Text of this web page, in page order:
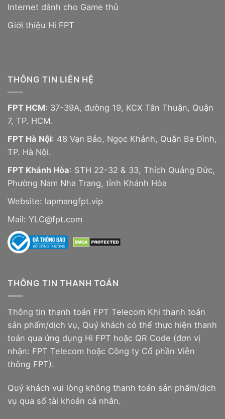
Internet dành cho Game thủ
Giới thiệu Hi FPT
THÔNG TIN LIÊN HỆ
FPT HCM: 37-39A, đường 19, KCX Tân Thuận, Quận
7, TP. HCM.
FPT Hà Nội: 48 Vạn Bảo, Ngọc Khánh, Quận Ba Đình,
TP. Hà Nội.
FPT Khánh Hòa: STH 22-32 & 33, Thích Quảng Đức,
Phường Nam Nha Trang, tỉnh Khánh Hòa
Website: lapmangfpt.vip
Mail: YLC@fpt.com
THÔNG TIN THANH TOÁN
Thông tin thanh toán FPT Telecom Khi thanh toán
sản phẩm/dịch vụ, Quý khách có thể thực hiện thanh
toán qua ứng dụng Hi FPT hoặc QR Code (đơn vị
nhận: FPT Telecom hoặc Công ty Cổ phần Viễn
thông FPT).
Quý khách vui lòng không thanh toán sản phẩm/dịch
vụ qua số tài khoản cá nhân.